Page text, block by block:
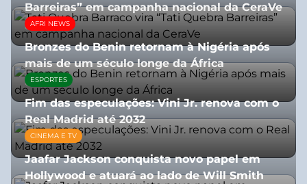
Barreiras” em campanha nacional da CeraVe
08/07/2026
AFRI NEWS
Bronzes do Benin retornam à Nigéria após
mais de um século longe da África
08/07/2026
ESPORTES
Fim das especulações: Vini Jr. renova com o
Real Madrid até 2032
06/08/2026
CINEMA E TV
Jaafar Jackson conquista novo papel em
Hollywood e atuará ao lado de Will Smith